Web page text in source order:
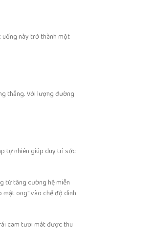
uống này trở thành một
thẳng. Với lượng đường
tự nhiên giúp duy trì sức
từ tăng cường hệ miễn
ong” vào chế độ dinh
cam tươi mát được thu